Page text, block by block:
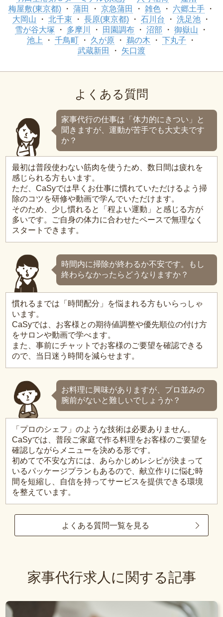
梅屋敷(東京都)
蒲田 京急蒲田 雑色
六郷土手
大岡山
北千束 長原(東京都) 石川台
洗足池
雪が谷大塚
多摩川 田園調布 沼部
御嶽山
池上
千鳥町 久が原 鵜の木
下丸子
武蔵新田
矢口渡
よくある質問
家事代行の仕事は「体力的にきつい」と
聞きますが、運動が苦手でも大丈夫です
か？
最初は普段使わない筋肉を使うため、数日間は疲れを
感じられる方もいます。
ただ、CaSyでは早くお仕事に慣れていただけるよう掃
除のコツを研修や動画で学んでいただけます。
そのため、少し慣れると「程よい運動」と感じる方が
多いです。ご自身の体力に合わせたペースで無理なく
スタートできます。
時間内に掃除が終わるか不安です。もし
終わらなかったらどうなりますか？
慣れるまでは「時間配分」を悩まれる方もいらっしゃ
います。
CaSyでは、お客様との期待値調整や優先順位の付け方
をサロンや動画で学べます。
また、事前にチャットでお客様のご要望を確認できる
ので、当日迷う時間を減らせます。
お料理に興味がありますが、プロ並みの
腕前がないと難しいでしょうか？
「プロのシェフ」のような技術は必要ありません。
CaSyでは、普段ご家庭で作る料理をお客様のご要望を
確認しながらメニューを決める形です。
初めてで不安な方には、あらかじめレシピが決まって
いるパッケージプランもあるので、献立作りに悩む時
間を短縮し、自信を持ってサービスを提供できる環境
を整えています。
よくある質問一覧を見る
家事代行求人に関する記事